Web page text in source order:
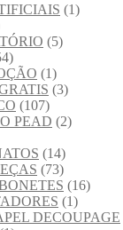
(1)
(5)
(1)
(3)
(107)
PEAD (2)
(14)
(73)
(16)
(1)
DECOUPAGE